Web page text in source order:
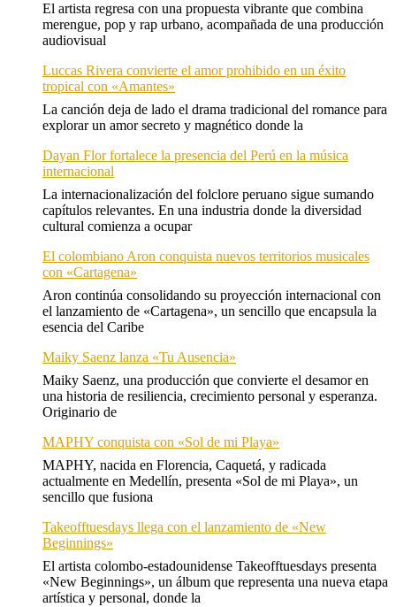
El artista regresa con una propuesta vibrante que combina
merengue, pop y rap urbano, acompañada de una producción
audiovisual
Luccas Rivera convierte el amor prohibido en un éxito
tropical con «Amantes»
La canción deja de lado el drama tradicional del romance para
explorar un amor secreto y magnético donde la
Dayan Flor fortalece la presencia del Perú en la música
internacional
La internacionalización del folclore peruano sigue sumando
capítulos relevantes. En una industria donde la diversidad
cultural comienza a ocupar
El colombiano Aron conquista nuevos territorios musicales
con «Cartagena»
Aron continúa consolidando su proyección internacional con
el lanzamiento de «Cartagena», un sencillo que encapsula la
esencia del Caribe
Maiky Saenz lanza «Tu Ausencia»
Maiky Saenz, una producción que convierte el desamor en
una historia de resiliencia, crecimiento personal y esperanza.
Originario de
MAPHY conquista con «Sol de mi Playa»
MAPHY, nacida en Florencia, Caquetá, y radicada
actualmente en Medellín, presenta «Sol de mi Playa», un
sencillo que fusiona
Takeofftuesdays llega con el lanzamiento de «New
Beginnings»
El artista colombo-estadounidense Takeofftuesdays presenta
«New Beginnings», un álbum que representa una nueva etapa
artística y personal, donde la